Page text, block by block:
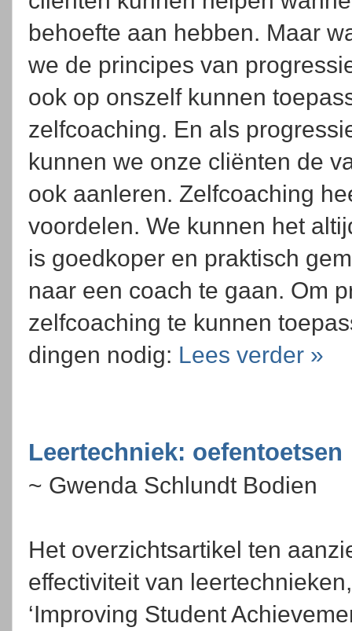
behoefte aan hebben. Maar
we de principes van
ook op onszelf kunnen
zelfcoaching. En als
kunnen we onze cliënten de
ook aanleren. Zelfcoaching
voordelen. We kunnen het
is goedkoper en praktisch
naar een coach te gaan. Om
zelfcoaching te kunnen
dingen nodig: Lees verder »
Leertechniek: oefentoetsen
~ Gwenda Schlundt Bodien
Het overzichtsartikel ten
effectiviteit van
‘Improving Student